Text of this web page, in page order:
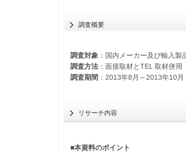
調査概要
調査対象 ：国内メーカー及び輸入製
調査方法：面接取材とTEL 取材併用
調査期間 ：2013年8月～2013年10月
リサーチ内容
■本資料のポイント